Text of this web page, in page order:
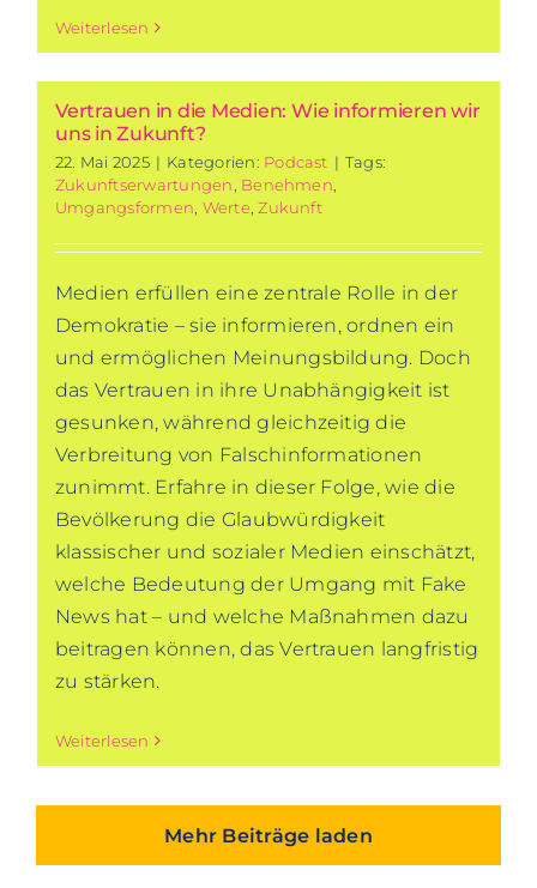
Weiterlesen
Vertrauen in die Medien: Wie informieren wir
uns in Zukunft?
22. Mai 2025 | Kategorien: Podcast | Tags:
Zukunftserwartungen Benehmen
Umgangsformen Werte ,Zukunft
Medien erfüllen eine zentrale Rolle in der
Demokratie – sie informieren, ordnen ein
und ermöglichen Meinungsbildung. Doch
das Vertrauen in ihre Unabhängigkeit ist
gesunken, während gleichzeitig die
Verbreitung von Falschinformationen
zunimmt. Erfahre in dieser Folge, wie die
Bevölkerung die Glaubwürdigkeit
klassischer und sozialer Medien einschätzt,
welche Bedeutung der Umgang mit Fake
News hat – und welche Maßnahmen dazu
beitragen können, das Vertrauen langfristig
zu stärken.
Weiterlesen
Mehr Beiträge laden